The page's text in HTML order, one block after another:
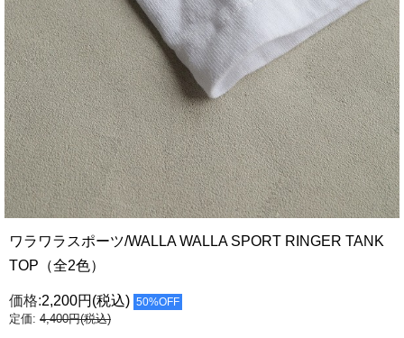
ワラワラスポーツ/WALLA WALLA SPORT RINGER TANK
TOP（全2色）
価格:2,200円 (税込) 50%OFF
定価: 4,400円(税込)